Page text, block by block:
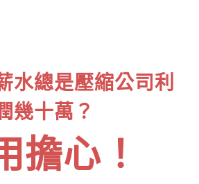
水總是壓縮公司利
幾十萬？
擔心！